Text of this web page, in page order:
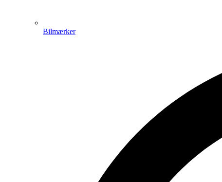
Bilmærker